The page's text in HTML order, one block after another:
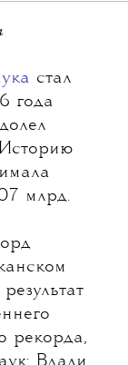
стал
года
млрд.
рекорда,